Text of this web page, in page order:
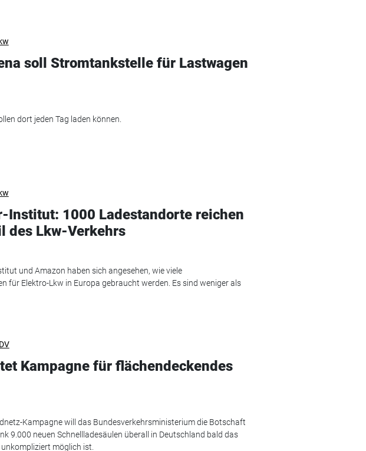
soll Stromtankstelle für Lastwagen
dort jeden Tag laden können.
Institut: 1000 Ladestandorte reichen
des Lkw-Verkehrs
und Amazon haben sich angesehen, wie viele
für Elektro-Lkw in Europa gebraucht werden. Es sind weniger als
Kampagne für flächendeckendes
Kampagne will das Bundesverkehrsministerium die Botschaft
9.000 neuen Schnellladesäulen überall in Deutschland bald das
möglich ist.